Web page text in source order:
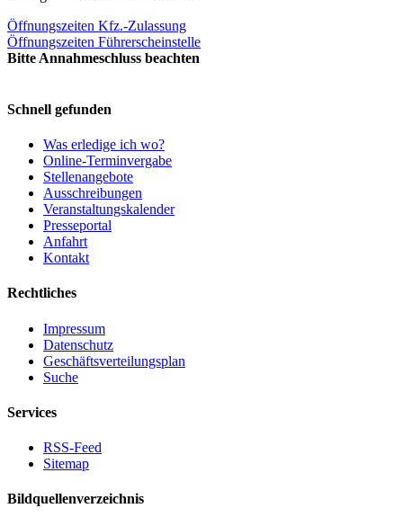
Öffnungszeiten Kfz.-Zulassung
Öffnungszeiten Führerscheinstelle
Bitte Annahmeschluss beachten
Schnell gefunden
Was erledige ich wo?
Online-Terminvergabe
Stellenangebote
Ausschreibungen
Veranstaltungskalender
Presseportal
Anfahrt
Kontakt
Rechtliches
Impressum
Datenschutz
Geschäftsverteilungsplan
Suche
Services
RSS-Feed
Sitemap
Bildquellenverzeichnis